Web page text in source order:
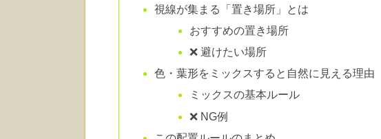
視線が集まる「置き場所」とは
おすすめの置き場所
❌ 避けたい場所
色・葉形をミックスすると自然に見える理由
ミックスの基本ルール
❌ NG例